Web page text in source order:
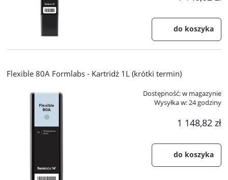
do koszyka
Flexible 80A Formlabs - Kartridż 1L (krótki termin)
Dostępność:w magazynie
Wysyłka w:24 godziny
1 148,82 zł
do koszyka